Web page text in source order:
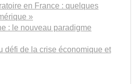
en France : quelques
»
: le nouveau paradigme
défi de la crise économique et